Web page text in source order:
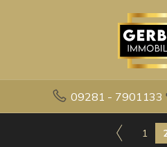
09281 - 7901133
1